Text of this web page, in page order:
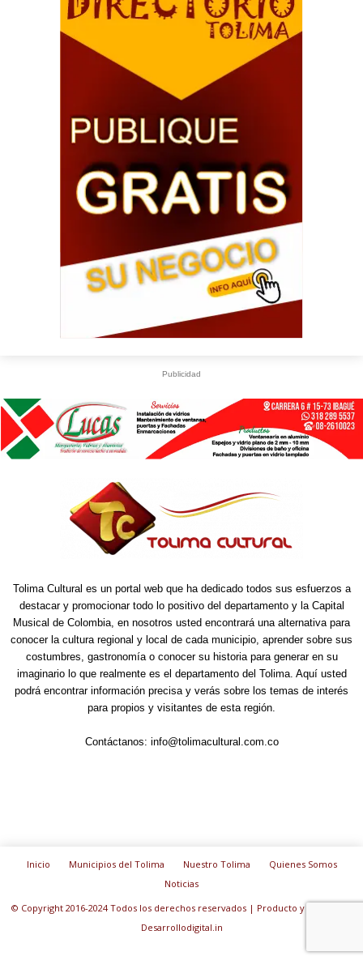
Publicidad
Tolima Cultural es un portal web que ha dedicado todos sus esfuerzos a
destacar y promocionar todo lo positivo del departamento y la Capital
Musical de Colombia, en nosotros usted encontrará una alternativa para
conocer la cultura regional y local de cada municipio, aprender sobre sus
costumbres, gastronomía o conocer su historia para generar en su
imaginario lo que realmente es el departamento del Tolima. Aquí usted
podrá encontrar información precisa y verás sobre los temas de interés
para propios y visitantes de esta región.
Contáctanos: info@tolimacultural.com.co
Inicio Municipios del Tolima Nuestro Tolima
Quienes Somos
Noticias
© Copyright 2016-2024 Todos los derechos reservados | Producto y diseño de:
Desarrollodigital.in